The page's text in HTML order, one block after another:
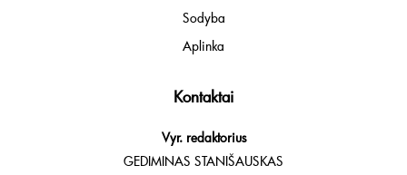
Sodyba
Aplinka
Kontaktai
Vyr. redaktorius
GEDIMINAS STANIŠAUSKAS